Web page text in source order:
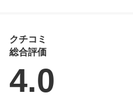
クチコミ
総合評価
4.0